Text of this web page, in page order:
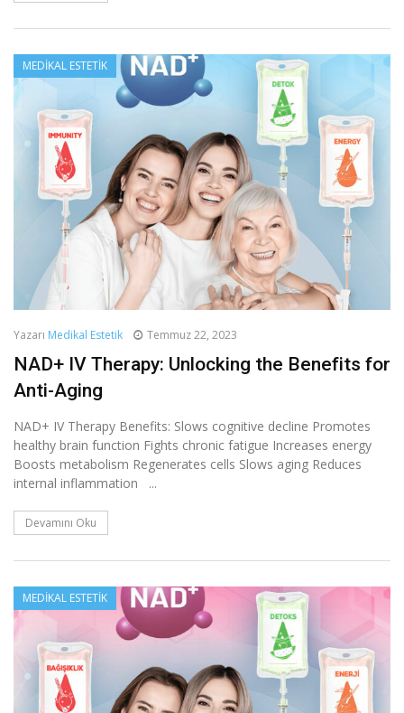
MEDIKAL ESTETIK
Yazarı Medikal Estetik Temmuz 22, 2023
NAD+ IV Therapy: Unlocking the Benefits for
Anti-Aging
NAD+ IV Therapy Benefits: Slows cognitive decline Promotes
healthy brain function Fights chronic fatigue Increases energy
Boosts metabolism Regenerates cells Slows aging Reduces
internal inflammation ...
Devamını Oku
MEDIKAL ESTETIK